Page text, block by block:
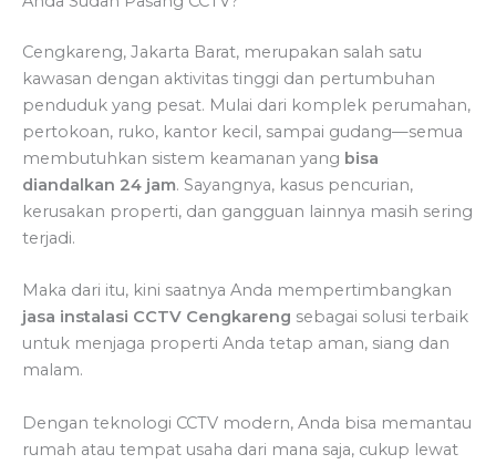
Cengkareng, Jakarta Barat, merupakan salah satu
kawasan dengan aktivitas tinggi dan pertumbuhan
penduduk yang pesat. Mulai dari komplek perumahan,
pertokoan, ruko, kantor kecil, sampai gudang—semua
membutuhkan sistem keamanan yang bisa
diandalkan 24 jam. Sayangnya, kasus pencurian,
kerusakan properti, dan gangguan lainnya masih sering
terjadi.
Maka dari itu, kini saatnya Anda mempertimbangkan
jasa instalasi CCTV Cengkareng sebagai solusi terbaik
untuk menjaga properti Anda tetap aman, siang dan
malam.
Dengan teknologi CCTV modern, Anda bisa memantau
rumah atau tempat usaha dari mana saja, cukup lewat